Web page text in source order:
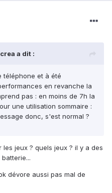
a dit :
téléphone et à été
en revanche la
pas : en moins de 7h la
une utilisation sommaire :
donc, s'est normal ?
jeux ? quels jeux ? il y a des
dévore aussi pas mal de